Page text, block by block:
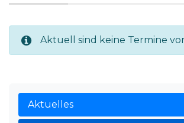
Aktuell sind keine Termine
Aktuelles